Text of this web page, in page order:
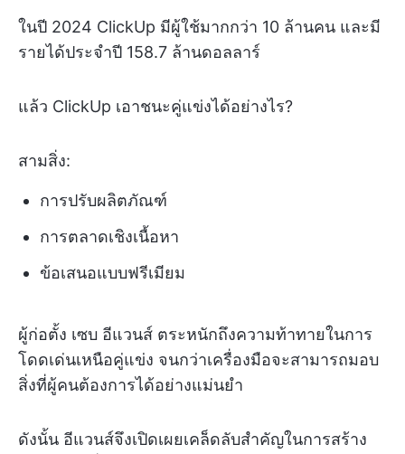
ในปี 2024 ClickUp มีผู้ใช้มากกว่า 10 ล้านคน และมี
รายได้ประจำปี 158.7 ล้านดอลลาร์
แล้ว ClickUp เอาชนะคู่แข่งได้อย่างไร?
สามสิ่ง:
การปรับผลิตภัณฑ์
การตลาดเชิงเนื้อหา
ข้อเสนอแบบฟรีเมียม
ผู้ก่อตั้ง เซบ อีแวนส์ ตระหนักถึงความท้าทายในการ
โดดเด่นเหนือคู่แข่ง จนกว่าเครื่องมือจะสามารถมอบ
สิ่งที่ผู้คนต้องการได้อย่างแม่นยำ
ดังนั้น อีแวนส์จึงเปิดเผยเคล็ดลับสำคัญในการสร้าง